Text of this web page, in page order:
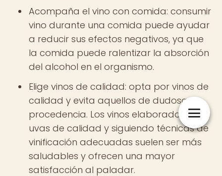
Acompaña el vino con comida: consumir
vino durante una comida puede ayudar
a reducir sus efectos negativos, ya que
la comida puede ralentizar la absorción
del alcohol en el organismo.
Elige vinos de calidad: opta por vinos de
calidad y evita aquellos de dudosa
procedencia. Los vinos elaborados con
uvas de calidad y siguiendo técnicas de
vinificación adecuadas suelen ser más
saludables y ofrecen una mayor
satisfacción al paladar.